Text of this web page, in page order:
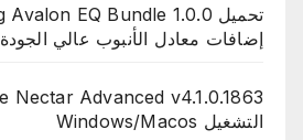
إضافات معادل الأنبوب عالي الجودة
التشغيل Windows/Macos